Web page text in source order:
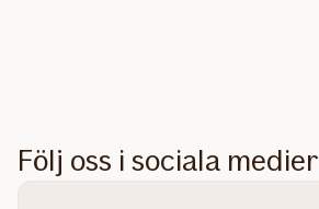
Följ oss i sociala medier